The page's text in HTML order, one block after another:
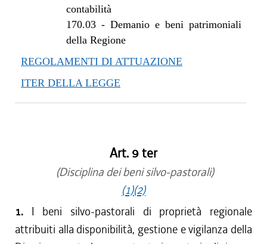
contabilità
170.03- Demanio e beni patrimoniali
della Regione
REGOLAMENTI DI ATTUAZIONE
ITER DELLA LEGGE
Art. 9 ter
(Disciplina dei beni silvo-pastorali)
(1)(2)
1. I beni silvo-pastorali di proprietà regionale
attribuiti alla disponibilità, gestione e vigilanza della